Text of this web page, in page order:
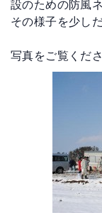
設のための防風
その様子を少し
写真をご覧くださ